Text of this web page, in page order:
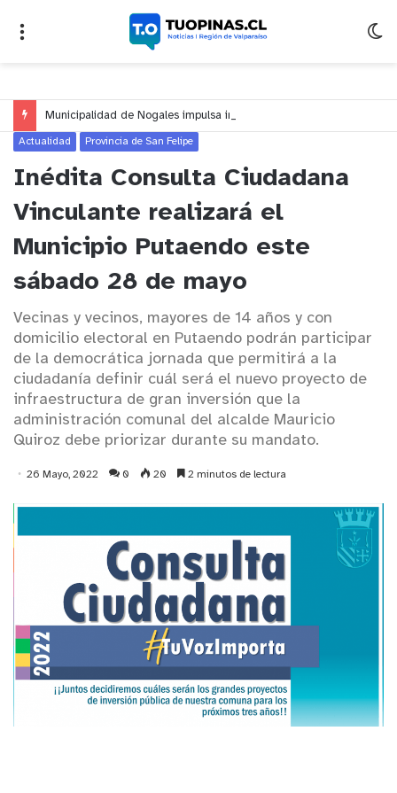
Actualidad Provincia de San Felipe
Inédita Consulta Ciudadana
Vinculante realizará el
Municipio Putaendo este
sábado 28 de mayo
Vecinas y vecinos, mayores de 14 años y con
domicilio electoral en Putaendo podrán participar
de la democrática jornada que permitirá a la
ciudadanía definir cuál será el nuevo proyecto de
infraestructura de gran inversión que la
administración comunal del alcalde Mauricio
Quiroz debe priorizar durante su mandato.
26 Mayo, 2022 0 20 2 minutos de lectura